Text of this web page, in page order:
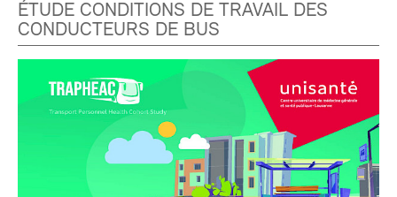
ÉTUDE CONDITIONS DE TRAVAIL DES
CONDUCTEURS DE BUS